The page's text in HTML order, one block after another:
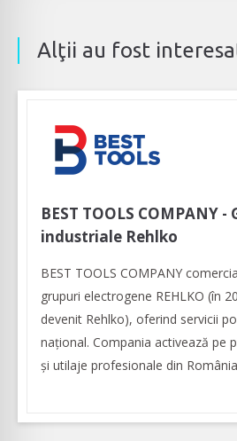
Alţii au fost
BEST TOOLS COMPANY
industriale Rehlko
BEST TOOLS COMPANY
grupuri electrogene REHLKO (în
devenit Rehlko), oferind servicii
național. Compania activează pe
și utilaje profesionale din